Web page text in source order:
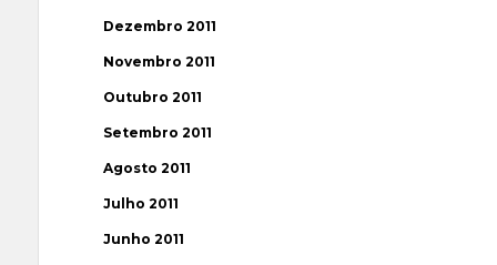
Dezembro 2011
Novembro 2011
Outubro 2011
Setembro 2011
Agosto 2011
Julho 2011
Junho 2011